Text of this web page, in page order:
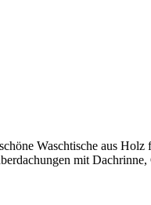
Waschtische aus
mit